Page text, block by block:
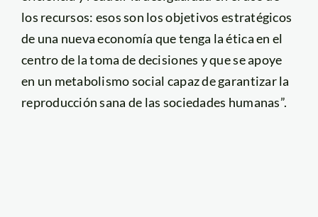
los recursos: esos son los objetivos estratégicos
de una nueva economía que tenga la ética en el
centro de la toma de decisiones y que se apoye
en un metabolismo social capaz de garantizar la
reproducción sana de las sociedades humanas”.